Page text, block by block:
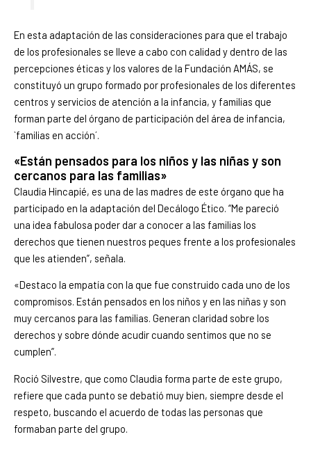
En esta adaptación de las consideraciones para que el trabajo
de los profesionales se lleve a cabo con calidad y dentro de las
percepciones éticas y los valores de la Fundación AMÁS, se
constituyó un grupo formado por profesionales de los diferentes
centros y servicios de atención a la infancia, y familias que
forman parte del órgano de participación del área de infancia,
`familias en acción´.
«Están pensados para los niños y las niñas y son
cercanos para las familias»
Claudia Hincapié, es una de las madres de este órgano que ha
participado en la adaptación del Decálogo Ético. “Me pareció
una idea fabulosa poder dar a conocer a las familias los
derechos que tienen nuestros peques frente a los profesionales
que les atienden”, señala.
«Destaco la empatía con la que fue construido cada uno de los
compromisos. Están pensados en los niños y en las niñas y son
muy cercanos para las familias. Generan claridad sobre los
derechos y sobre dónde acudir cuando sentimos que no se
cumplen”.
Roció Silvestre, que como Claudia forma parte de este grupo,
refiere que cada punto se debatió muy bien, siempre desde el
respeto, buscando el acuerdo de todas las personas que
formaban parte del grupo.